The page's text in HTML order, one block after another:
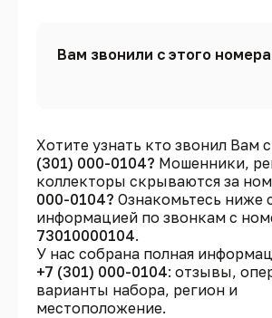
Вам звонили с этого
Хотите узнать кто звонил Вам
(301) 000-0104? Мошенники,
коллекторы скрываются за
000-0104? Ознакомьтесь ниже
информацией по звонкам с
73010000104.
У нас собрана полная
+7 (301) 000-0104: отзывы,
варианты набора, регион и
местоположение.